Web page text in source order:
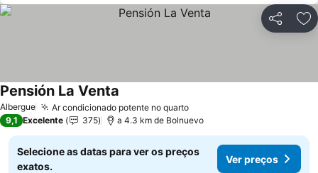
Partilhar
Albergue Ar condicionado potente no quarto
Pensión La Venta
9,1 Excelente 375 a 4.3 km de Bolnuevo
Selecione as datas para ver os preços
exatos.
Ver preços